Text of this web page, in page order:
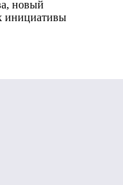
новый
инициативы